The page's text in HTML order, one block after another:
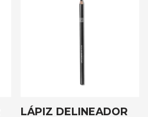
LÁPIZ DELINEADOR